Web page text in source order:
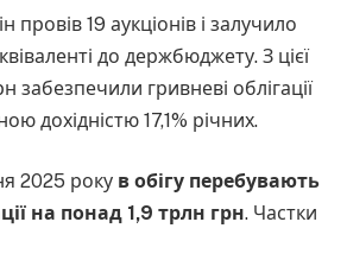
провів 19 аукціонів і залучило
до держбюджету. З цієї
забезпечили гривневі облігації
дохідністю 17,1% річних.
2025 року в обігу перебувають
на понад 1,9 трлн грн. Частки